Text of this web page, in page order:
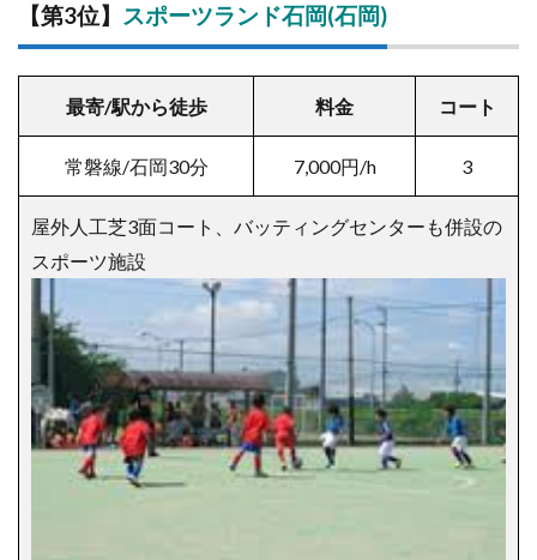
【第3位】 スポーツランド石岡(石岡)
最寄/駅から徒歩 料金 コート
常磐線/石岡30分 7,000円/h 3
屋外人工芝3面コート、バッティングセンターも併設の
スポーツ施設